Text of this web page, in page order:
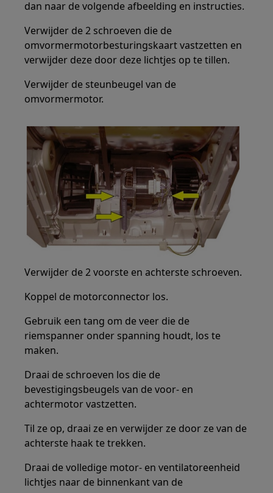
dan naar de volgende afbeelding en instructies.
Verwijder de 2 schroeven die de
omvormermotorbesturingskaart vastzetten en
verwijder deze door deze lichtjes op te tillen.
Verwijder de steunbeugel van de
omvormermotor.
Verwijder de 2 voorste en achterste schroeven.
Koppel de motorconnector los.
Gebruik een tang om de veer die de
riemspanner onder spanning houdt, los te
maken.
Draai de schroeven los die de
bevestigingsbeugels van de voor- en
achtermotor vastzetten.
Til ze op, draai ze en verwijder ze door ze van de
achterste haak te trekken.
Draai de volledige motor- en ventilatoreenheid
lichtjes naar de binnenkant van de